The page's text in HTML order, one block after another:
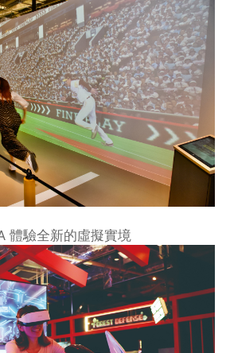
體驗全新的虛擬實境